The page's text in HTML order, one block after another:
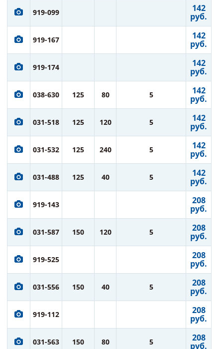
919-099 142
руб.
919-167 142
руб.
919-174 142
руб.
038-630 125 80 5 142
руб.
031-518 125 120 5 142
руб.
031-532 125 240 5 142
руб.
031-488 125 40 5 142
руб.
919-143 208
руб.
031-587 150 120 5 208
руб.
919-525 208
руб.
031-556 150 40 5 208
руб.
919-112 208
руб.
031-563 150 80 5 208
руб.